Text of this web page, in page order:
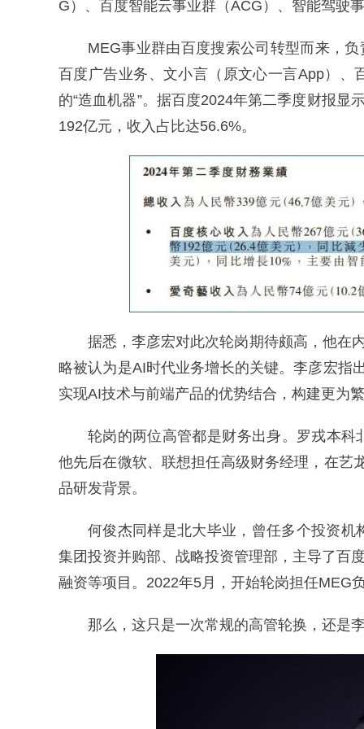
G）、百度智能云事业群（ACG）、智能驾驶
MEG事业群由百度搜索公司转型而来，
百度广告业务、文小言（原文心一言App）
的“造血机器”。据百度2024年第二季度财报
192亿元，收入占比达56.6%。
据悉，李彦宏对此次轮岗期待颇高，他在
略被认为是AI时代业务增长的关键。李彦宏指
实现AI技术与前端产品的优势结合，构建更为
轮岗的两位高管都是财务出身。罗戎本
他先后在微软、联想担任高级财务经理，在艺
品研发背景。
何俊杰同样是北大毕业，曾任多个投资
集团投资并购部、战略投资管理部，主导了百
融资等项目。2022年5月，开始轮岗担任MEG
那么，这只是一次常规的高管轮换，还是